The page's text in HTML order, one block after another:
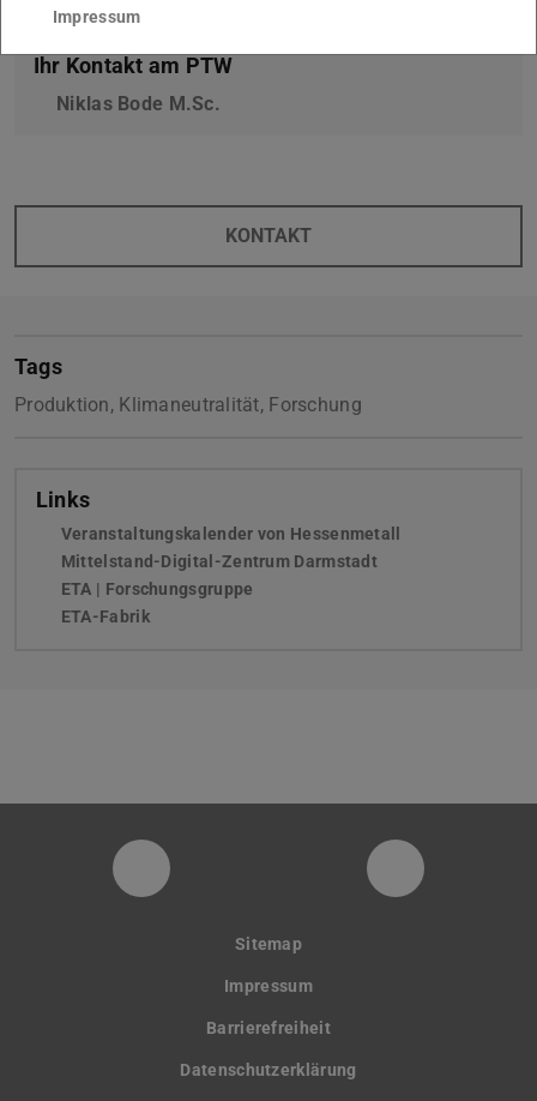
Ihr Kontakt am PTW
Niklas Bode M.Sc.
KONTAKT
Tags
Produktion, Klimaneutralität, Forschung
Links
Veranstaltungskalender von Hessenmetall
Mittelstand-Digital-Zentrum Darmstadt
ETA | Forschungsgruppe
ETA-Fabrik
PTW YouTube Kanal PTW
Sitemap
Impressum
Barrierefreiheit
Datenschutzerklärung
Impressum